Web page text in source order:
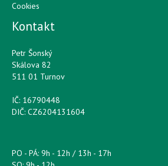
Cookies
Kontakt
Petr Šonský
Skálova 82
511 01 Turnov
IČ: 16790448
DIČ: CZ6204131604
PO - PÁ: 9h - 12h / 13h - 17h